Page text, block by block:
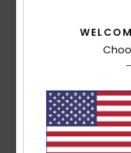
Avaliações